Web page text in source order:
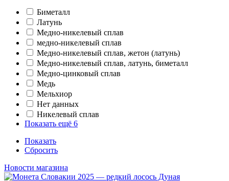
Биметалл
Латунь
Медно-никелевый сплав
медно-никелевый сплав
Медно-никелевый сплав, жетон (латунь)
Медно-никелевый сплав, латунь, биметалл
Медно-цинковый сплав
Медь
Мельхиор
Нет данных
Никелевый сплав
Показать ещё 6
Показать
Сбросить
Новости магазина